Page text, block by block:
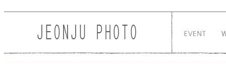
Sketchbook5, 스케치북5